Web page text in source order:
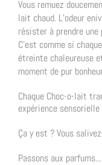
Vous remuez
lait chaud. L’odeur
résister à prendre une
C’est comme si
étreinte chaleureuse
moment de pur
Chaque Choc-o-lait
expérience
Ça y est ? Vous
Passons aux parfums...